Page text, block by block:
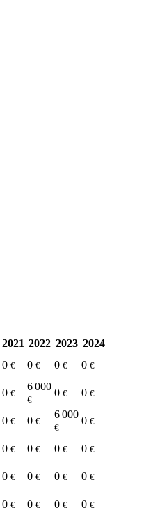
2021 2022 2023 2024
0 € 0 € 0 € 0 €
0 €
6 000
€
0 € 0 €
0 € 0 €
6 000
€
0 €
0 € 0 € 0 € 0 €
0 € 0 € 0 € 0 €
0 € 0 € 0 € 0 €